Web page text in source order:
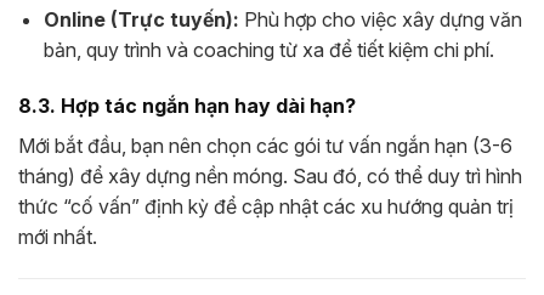
Online (Trực tuyến): Phù hợp cho việc xây dựng văn
bản, quy trình và coaching từ xa để tiết kiệm chi phí.
8.3. Hợp tác ngắn hạn hay dài hạn?
Mới bắt đầu, bạn nên chọn các gói tư vấn ngắn hạn (3-6
tháng) để xây dựng nền móng. Sau đó, có thể duy trì hình
thức “cố vấn” định kỳ để cập nhật các xu hướng quản trị
mới nhất.